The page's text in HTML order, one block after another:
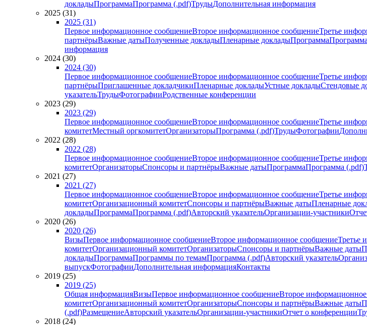
докладыПрограммаПрограмма (.pdf)ТрудыДополнительная информация
2025 (31)
2025 (31)
Первое информационное сообщениеВторое информационное сообщениеТретье
партнёрыВажные датыПолученные докладыПленарные докладыПрограмма
информация
2024 (30)
2024 (30)
Первое информационное сообщениеВторое информационное сообщениеТретье
партнёрыПриглашенные докладчикиПленарные докладыУстные докладыСтендовые
указательТрудыФотографииРодственные конференции
2023 (29)
2023 (29)
Первое информационное сообщениеВторое информационное сообщениеТретье
комитетМестный оргкомитетОрганизаторыПрограмма (.pdf)ТрудыФотографии
2022 (28)
2022 (28)
Первое информационное сообщениеВторое информационное сообщениеТретье
комитетОрганизаторыСпонсоры и партнёрыВажные датыПрограммаПрограмма (.pdf)
2021 (27)
2021 (27)
Первое информационное сообщениеВторое информационное сообщениеТретье
комитетОрганизационный комитетСпонсоры и партнёрыВажные датыПленарные
докладыПрограммаПрограмма (.pdf)Авторский указательОрганизации-участники
2020 (26)
2020 (26)
ВизыПервое информационное сообщениеВторое информационное сообщениеТретье
комитетОрганизационный комитетОрганизаторыСпонсоры и партнёрыВажные даты
докладыПрограммаПрограммы по темамПрограмма (.pdf)Авторский указатель
выпускФотографииДополнительная информацияКонтакты
2019 (25)
2019 (25)
Общая информацияВизыПервое информационное сообщениеВторое
комитетОрганизационный комитетОрганизаторыСпонсоры и партнёрыВажные даты
(.pdf)РазмещениеАвторский указательОрганизации-участникиОтчет о конференции
2018 (24)